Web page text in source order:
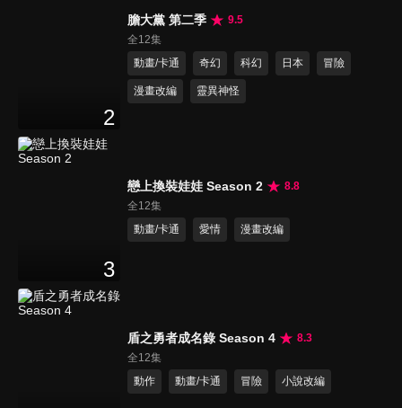
2
膽大黨 第二季
9.5
全12集
動畫/卡通
奇幻 科幻 日本 冒險
漫畫改編 靈異神怪
3
戀上換裝娃娃 Season 2
8.8
全12集
動畫/卡通
愛情 漫畫改編
盾之勇者成名錄 Season 4
8.3
全12集
動作
動畫/卡通 冒險 小說改編